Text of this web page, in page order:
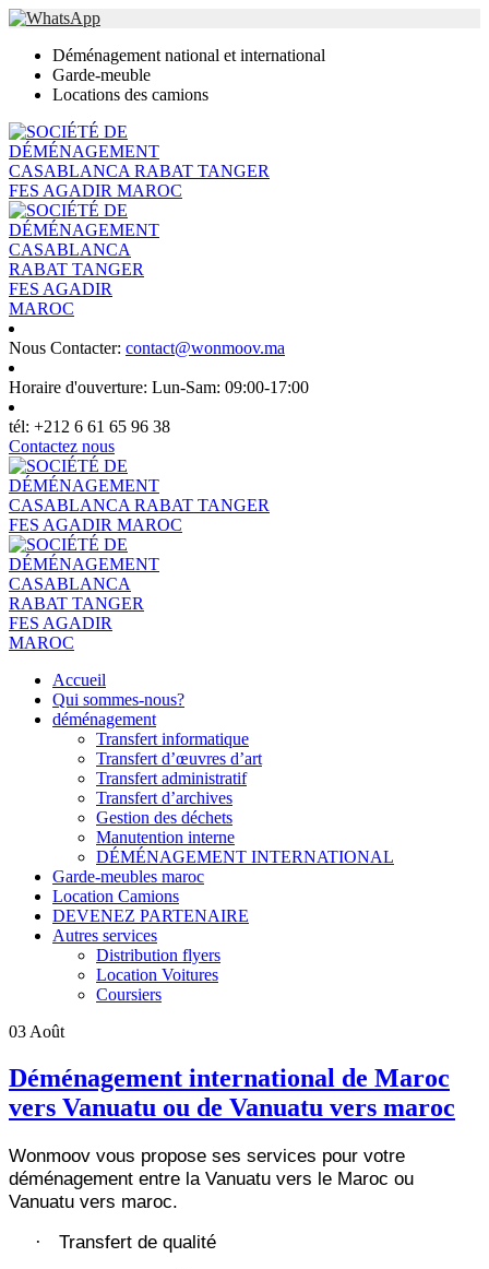
Déménagement national et international
Garde-meuble
Locations des camions
Nous Contacter: contact@wonmoov.ma
Horaire d'ouverture: Lun-Sam: 09:00-17:00
tél: +212 6 61 65 96 38
Contactez nous
Accueil
Qui sommes-nous?
déménagement
Transfert informatique
Transfert d’œuvres d’art
Transfert administratif
Transfert d’archives
Gestion des déchets
Manutention interne
DÉMÉNAGEMENT INTERNATIONAL
Garde-meubles maroc
Location Camions
DEVENEZ PARTENAIRE
Autres services
Distribution flyers
Location Voitures
Coursiers
03 Août
Déménagement international de Maroc
vers Vanuatu ou de Vanuatu vers maroc
Wonmoov vous propose ses services pour votre
déménagement entre la Vanuatu vers le Maroc ou
Vanuatu vers maroc.
· Transfert de qualité